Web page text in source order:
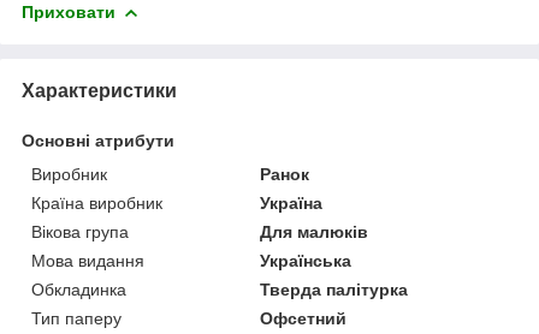
Приховати
Характеристики
Основні атрибути
Виробник
Ранок
Країна виробник
Україна
Вікова група
Для малюків
Мова видання
Українська
Обкладинка
Тверда палітурка
Тип паперу
Офсетний